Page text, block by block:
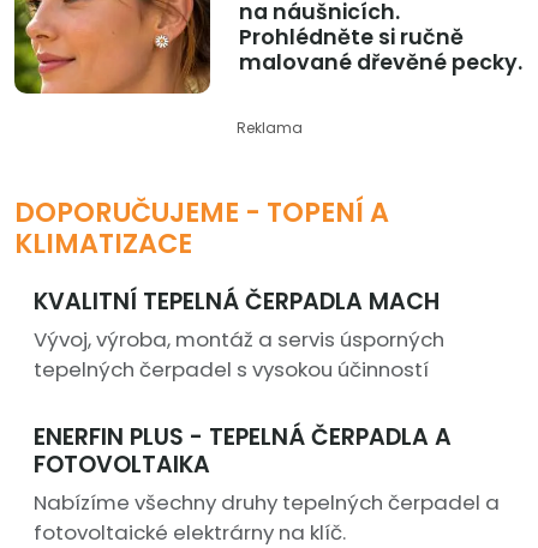
na náušnicích.
Prohlédněte si ručně
malované dřevěné pecky.
Reklama
DOPORUČUJEME - TOPENÍ A
KLIMATIZACE
KVALITNÍ TEPELNÁ ČERPADLA MACH
Vývoj, výroba, montáž a servis úsporných
tepelných čerpadel s vysokou účinností
ENERFIN PLUS - TEPELNÁ ČERPADLA A
FOTOVOLTAIKA
Nabízíme všechny druhy tepelných čerpadel a
fotovoltaické elektrárny na klíč.